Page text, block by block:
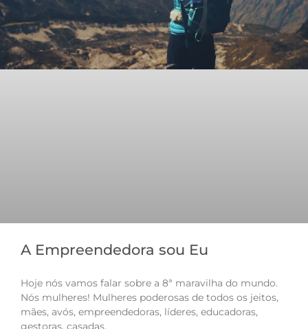
A Empreendedora sou Eu
Hoje nós vamos falar sobre a 8ª maravilha do mundo.
Nós mulheres! Mulheres poderosas de todos os jeitos,
mães, avós, empreendedoras, líderes, educadoras,
gestoras, casadas,